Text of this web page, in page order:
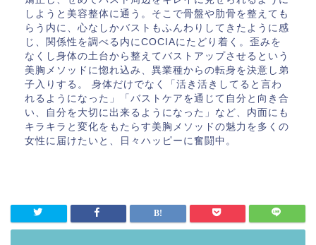
しようと美容整体に通う。そこで骨盤や肋骨を整えても
らう内に、心なしかバストもふんわりしてきたように感
じ、関係性を調べる内にCOCIAにたどり着く。歪みを
なくし身体の土台から整えてバストアップさせるという
美胸メソッドに惚れ込み、異業種からの転身を決意し弟
子入りする。 身体だけでなく「活き活きしてると言わ
れるようになった」「バストケアを通じて自分と向き合
い、自分を大切に出来るようになった」など、内面にも
キラキラと変化をもたらす美胸メソッドの魅力を多くの
女性に届けたいと、日々ハッピーに奮闘中。